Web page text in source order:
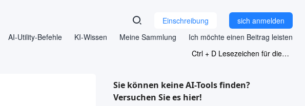
sich anmelden
Einschreibung
AI-Utility-Befehle KI-Wissen Meine Sammlung
Ich möchte einen Beitrag leisten
Ctrl + D Lesezeichen für diese Seite
Sie können keine AI-Tools finden?
Versuchen Sie es hier!